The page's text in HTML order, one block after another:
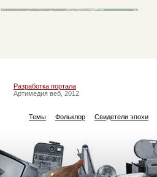
Разработка портала
Артимедия веб, 2012
Темы Фольклор Свидетели эпохи